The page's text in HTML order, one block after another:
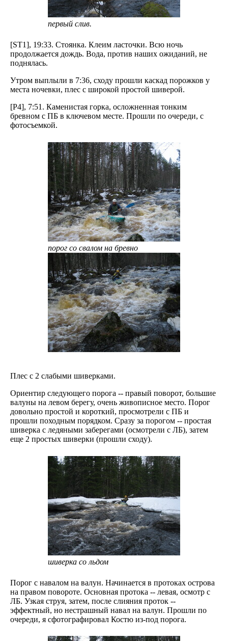
первый слив.
[ST1], 19:33. Стоянка. Клеим ласточки. Всю ночь
продолжается дождь. Вода, против наших ожиданий, не
поднялась.
Утром выплыли в 7:36, сходу прошли каскад порожков у
места ночевки, плес с широкой простой шиверой.
[P4], 7:51. Каменистая горка, осложненная тонким
бревном с ПБ в ключевом месте. Прошли по очереди, с
фотосъемкой.
порог со свалом на бревно
Плес с 2 слабыми шиверками.
Ориентир следующего порога -- правый поворот, большие
валуны на левом берегу, очень живописное место. Порог
довольно простой и короткий, просмотрели с ПБ и
прошли походным порядком. Сразу за порогом -- простая
шиверка с ледяными заберегами (осмотрели с ЛБ), затем
еще 2 простых шиверки (прошли сходу).
шиверка со льдом
Порог с навалом на валун. Начинается в протоках острова
на правом повороте. Основная протока -- левая, осмотр с
ЛБ. Узкая струя, затем, после слияния проток --
эффектный, но нестрашный навал на валун. Прошли по
очереди, я сфотографировал Костю из-под порога.